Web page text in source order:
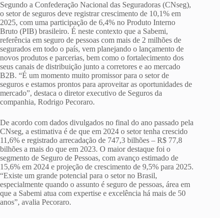
Segundo a Confederação Nacional das Seguradoras (CNseg),
o setor de seguros deve registrar crescimento de 10,1% em
2025, com uma participação de 6,4% no Produto Interno
Bruto (PIB) brasileiro. É neste contexto que a Sabemi,
referência em seguro de pessoas com mais de 2 milhões de
segurados em todo o país, vem planejando o lançamento de
novos produtos e parcerias, bem como o fortalecimento dos
seus canais de distribuição junto a corretores e ao mercado
B2B. “É um momento muito promissor para o setor de
seguros e estamos prontos para aproveitar as oportunidades de
mercado”, destaca o diretor executivo de Seguros da
companhia, Rodrigo Pecoraro.
De acordo com dados divulgados no final do ano passado pela
CNseg, a estimativa é de que em 2024 o setor tenha crescido
11,6% e registrado arrecadação de 747,3 bilhões – R$ 77,8
bilhões a mais do que em 2023. O maior destaque foi o
segmento de Seguro de Pessoas, com avanço estimado de
15,6% em 2024 e projeção de crescimento de 9,5% para 2025.
“Existe um grande potencial para o setor no Brasil,
especialmente quando o assunto é seguro de pessoas, área em
que a Sabemi atua com expertise e excelência há mais de 50
anos”, avalia Pecoraro.